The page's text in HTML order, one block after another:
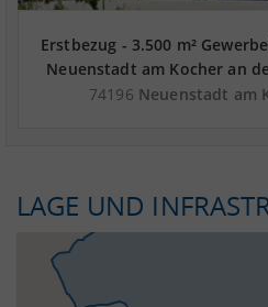
Erstbezug - 3.500 m²
Neuenstadt am Kocher an
A 81 - Landkreis
74196 Neuenstadt am
LAGE UND